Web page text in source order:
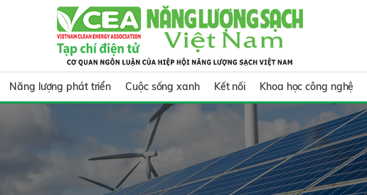
Năng lượng phát triển Cuộc sống xanh Kết nối Khoa học công nghệ